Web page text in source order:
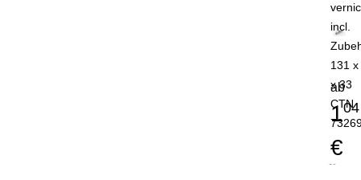
incl.
131
x 33
CTN
ab
104
€